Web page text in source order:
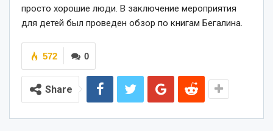
просто хорошие люди. В заключение мероприятия
для детей был проведен обзор по книгам Бегалина.
0
572
Share